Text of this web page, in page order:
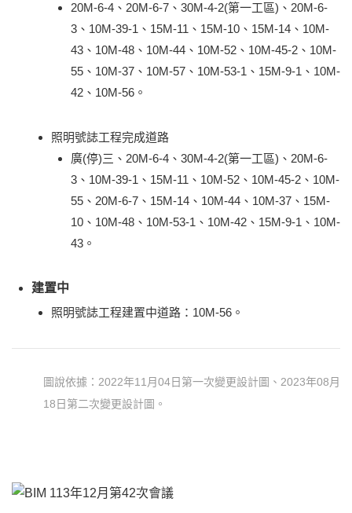
20M-6-4、20M-6-7、30M-4-2(第一工區)、20M-6-
3、10M-39-1、15M-11、15M-10、15M-14、10M-
43、10M-48、10M-44、10M-52、10M-45-2、10M-
55、10M-37、10M-57、10M-53-1、15M-9-1、10M-
42、10M-56。
照明號誌工程完成道路
廣(停)三、20M-6-4、30M-4-2(第一工區)、20M-6-
3、10M-39-1、15M-11、10M-52、10M-45-2、10M-
55、20M-6-7、15M-14、10M-44、10M-37、15M-
10、10M-48、10M-53-1、10M-42、15M-9-1、10M-
43。
建置中
照明號誌工程建置中道路：10M-56。
圖說依據：2022年11月04日第一次變更設計圖、2023年08月
18日第二次變更設計圖。